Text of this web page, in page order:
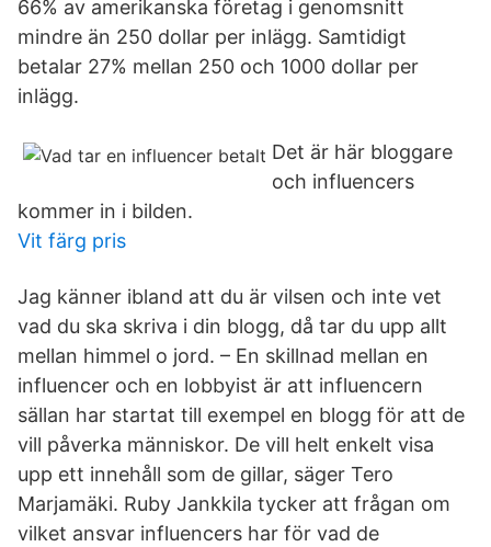
66% av amerikanska företag i genomsnitt
mindre än 250 dollar per inlägg. Samtidigt
betalar 27% mellan 250 och 1000 dollar per
inlägg.
Det är här bloggare
och influencers
kommer in i bilden.
Vit färg pris
Jag känner ibland att du är vilsen och inte vet
vad du ska skriva i din blogg, då tar du upp allt
mellan himmel o jord. – En skillnad mellan en
influencer och en lobbyist är att influencern
sällan har startat till exempel en blogg för att de
vill påverka människor. De vill helt enkelt visa
upp ett innehåll som de gillar, säger Tero
Marjamäki. Ruby Jankkila tycker att frågan om
vilket ansvar influencers har för vad de